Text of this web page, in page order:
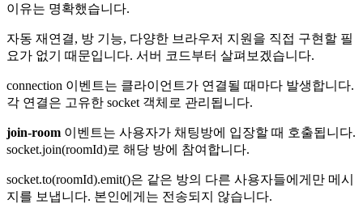
이유는 명확했습니다.
자동 재연결, 방 기능, 다양한 브라우저 지원을 직접 구현할 필
요가 없기 때문입니다. 서버 코드부터 살펴보겠습니다.
connection 이벤트는 클라이언트가 연결될 때마다 발생합니다.
각 연결은 고유한 socket 객체로 관리됩니다.
join-room 이벤트는 사용자가 채팅방에 입장할 때 호출됩니다.
socket.join(roomId)로 해당 방에 참여합니다.
socket.to(roomId).emit()은 같은 방의 다른 사용자들에게만 메시
지를 보냅니다. 본인에게는 전송되지 않습니다.